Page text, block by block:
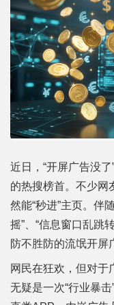
近日，“开屏广告没
的热搜榜首。不少网
然能“秒进”主页。伴
摇”、“信息窗口乱跳
防不胜防的流氓开屏
网民在狂欢，但对于
无疑是一次“行业暴